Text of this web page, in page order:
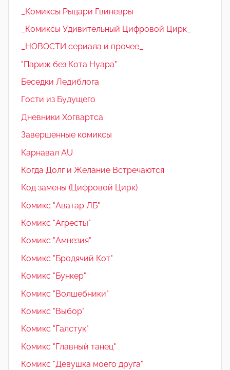
_Комиксы Рыцари Гвиневры
_Комиксы Удивительный Цифровой Цирк_
_НОВОСТИ сериала и прочее_
"Париж без Кота Нуара"
Беседки Ледиблога
Гости из Будущего
Дневники Хогвартса
Завершенные комиксы
Карнавал AU
Когда Долг и Желание Встречаются
Код замены (Цифровой Цирк)
Комикс "Аватар ЛБ"
Комикс "Агресты"
Комикс "Амнезия"
Комикс "Бродячий Кот"
Комикс "Бункер"
Комикс "Волшебники"
Комикс "Выбор"
Комикс "Галстук"
Комикс "Главный танец"
Комикс "Девушка моего друга"